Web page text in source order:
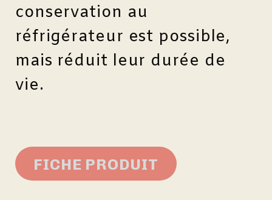
conservation au
réfrigérateur est possible,
mais réduit leur durée de
vie.
FICHE PRODUIT